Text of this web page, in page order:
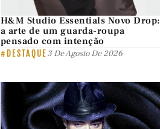
H&M Studio Essentials Novo Drop:
a arte de um guarda-roupa
pensado com intenção
#DESTAQUE3 De Agosto De 2026